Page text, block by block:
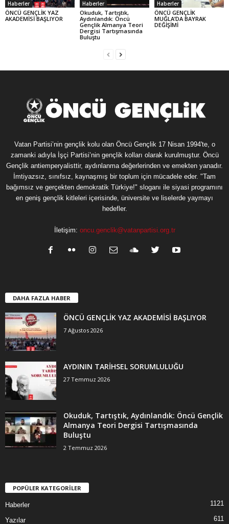
Haberler
ÖNCÜ GENÇLİK YAZ
AKADEMİSİ BAŞLIYOR
Haberler
Okuduk, Tartıştık,
Aydınlandık: Öncü
Gençlik Almanya Teori
Dergisi Tartışmasında
Buluştu
Haberler
ÖNCÜ GENÇLİK
MUĞLA’DA BAYRAK
DEĞİŞİMİ
Vatan Partisi’nin gençlik kolu olan Öncü Gençlik 17 Nisan 1994'te, o
zamanki adıyla İşçi Partisi’nin gençlik kolları olarak kurulmuştur. Öncü
Gençlik antiemperyalisttir, aydınlanma değerlerinden ve emekten yanadır.
İmtiyazsız, sınıfsız, kaynaşmış bir toplum için mücadele eder. "Tam
bağımsız ve gerçekten demokratik Türkiye!" sloganı ile siyasi programını
en geniş gençlik kitleleri içerisinde, üniversite ve liselerde yaymayı
hedefler.
İletişim: oncu.genclik@vatanpartisi.org.tr
DAHA FAZLA HABER
ÖNCÜ GENÇLİK YAZ AKADEMİSİ BAŞLIYOR
7 Ağustos 2026
AYDININ TARİHSEL SORUMLULUĞU
27 Temmuz 2026
Okuduk, Tartıştık, Aydınlandık: Öncü Gençlik
Almanya Teori Dergisi Tartışmasında
Buluştu
2 Temmuz 2026
POPÜLER KATEGORİLER
Haberler 1121
Yazılar 611